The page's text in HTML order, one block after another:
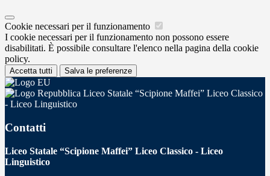
Cookie necessari per il funzionamento
I cookie necessari per il funzionamento non possono essere
disabilitati. È possibile consultare l'elenco nella pagina della cookie
policy.
Accetta tutti Salva le preferenze
Liceo Statale “Scipione Maffei” Liceo Classico
- Liceo Linguistico
Contatti
Liceo Statale “Scipione Maffei” Liceo Classico - Liceo
Linguistico